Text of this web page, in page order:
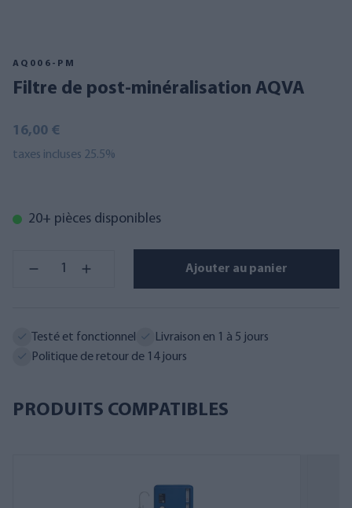
AQ006-PM
Filtre de post-minéralisation AQVA
16,00 €
taxes incluses 25.5%
20+ pièces disponibles
Ajouter au panier
Testé et fonctionnel
Livraison en 1 à 5 jours
Politique de retour de 14 jours
PRODUITS COMPATIBLES